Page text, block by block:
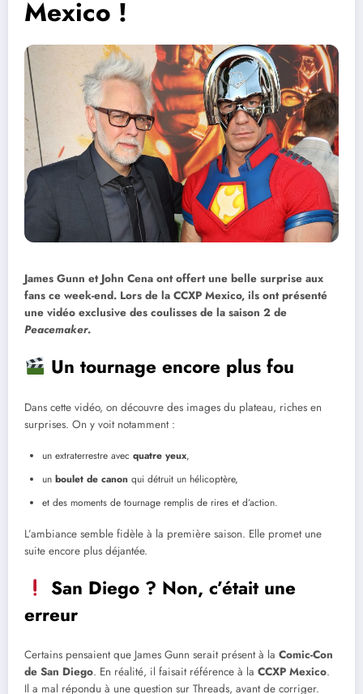
Mexico !
James Gunn et John Cena ont offert une belle surprise aux
fans ce week-end. Lors de la CCXP Mexico, ils ont présenté
une vidéo exclusive des coulisses de la saison 2 de
Peacemaker.
Un tournage encore plus fou
Dans cette vidéo, on découvre des images du plateau, riches en
surprises. On y voit notamment :
un extraterrestre avec quatre yeux,
un boulet de canon qui détruit un hélicoptère,
et des moments de tournage remplis de rires et d’action.
L’ambiance semble fidèle à la première saison. Elle promet une
suite encore plus déjantée.
San Diego ? Non, c’était une
erreur
Certains pensaient que James Gunn serait présent à la Comic-Con
de San Diego. En réalité, il faisait référence à la CCXP Mexico.
Il a mal répondu à une question sur Threads, avant de corriger.